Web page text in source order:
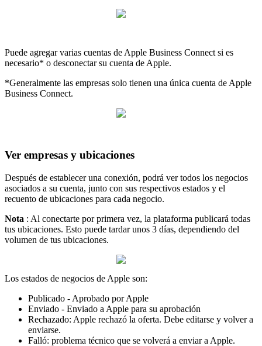
Puede agregar varias cuentas de Apple Business Connect si es
necesario* o desconectar su cuenta de Apple.
*Generalmente las empresas solo tienen una única cuenta de Apple
Business Connect.
Ver empresas y ubicaciones
Después de establecer una conexión, podrá ver todos los negocios
asociados a su cuenta, junto con sus respectivos estados y el
recuento de ubicaciones para cada negocio.
Nota : Al conectarte por primera vez, la plataforma publicará todas
tus ubicaciones. Esto puede tardar unos 3 días, dependiendo del
volumen de tus ubicaciones.
Los estados de negocios de Apple son:
Publicado - Aprobado por Apple
Enviado - Enviado a Apple para su aprobación
Rechazado: Apple rechazó la oferta. Debe editarse y volver a
enviarse.
Falló: problema técnico que se volverá a enviar a Apple.